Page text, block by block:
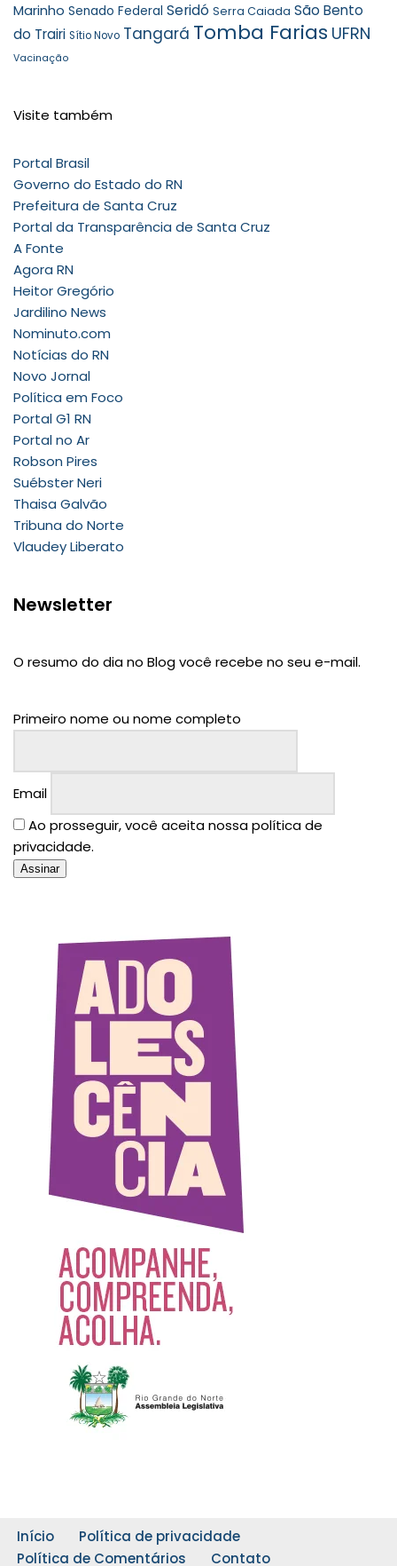
Marinho Senado Federal Seridó Serra Caiada São Bento
do Trairi Sítio Novo Tangará Tomba Farias UFRN
Vacinação
Visite também
Portal Brasil
Governo do Estado do RN
Prefeitura de Santa Cruz
Portal da Transparência de Santa Cruz
A Fonte
Agora RN
Heitor Gregório
Jardilino News
Nominuto.com
Notícias do RN
Novo Jornal
Política em Foco
Portal G1 RN
Portal no Ar
Robson Pires
Suébster Neri
Thaisa Galvão
Tribuna do Norte
Vlaudey Liberato
Newsletter
O resumo do dia no Blog você recebe no seu e-mail.
Primeiro nome ou nome completo
Email
Ao prosseguir, você aceita nossa política de
privacidade.
Início
Política de privacidade
Política de Comentários
Contato